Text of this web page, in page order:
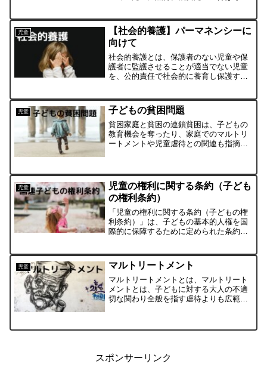
1933年に児童虐待防止法が制定、その後
廃止になった...
児童
【社会的養護】パーマネンシーに
向けて
社会的養護とは、保護者のない児童や保
護者に監護させることが適当でない児童
を、公的責任で社会的に養育し保護する
社会的養護は最終的に家族再統合（家庭
復帰など）を目指しますが...
児童 子どもの貧困問題
貧困家庭と貧困の連鎖貧困は、子どもの
教育機会を奪ったり、家庭でのマルトリ
ートメントや児童虐待との関連も指摘さ
子供が独立した後も生活保護を受給する
可能性が高く、貧困の連鎖...
児童
児童の権利に関する条約（子ども
の権利条約）
「児童の権利に関する条約（子どもの権
利条約）」は、子どもの基本的人権を国
際的に保障するために定められた条約で
条約（子どもの権利条約）」批准＠日本
児童の定義児童権...
児童 マルトリートメント
マルトリートメントとは、マルトリート
メントとは、子どもに対する大人の不適
切な関わり全般を指す虐待よりも広範な
含みます。マルトリートメントの影響マ
スポンサーリンク